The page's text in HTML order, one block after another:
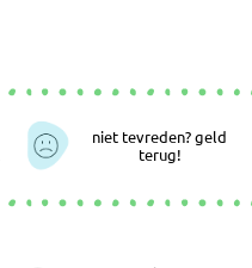
niet tevreden? geld
terug!